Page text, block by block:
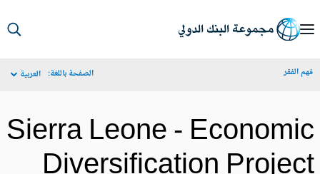
الفقر الصفحة باللغة: العربية
Sierra Leone -